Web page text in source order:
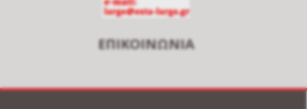
ΕΠΙΚΟΙΝΩΝΙΑ